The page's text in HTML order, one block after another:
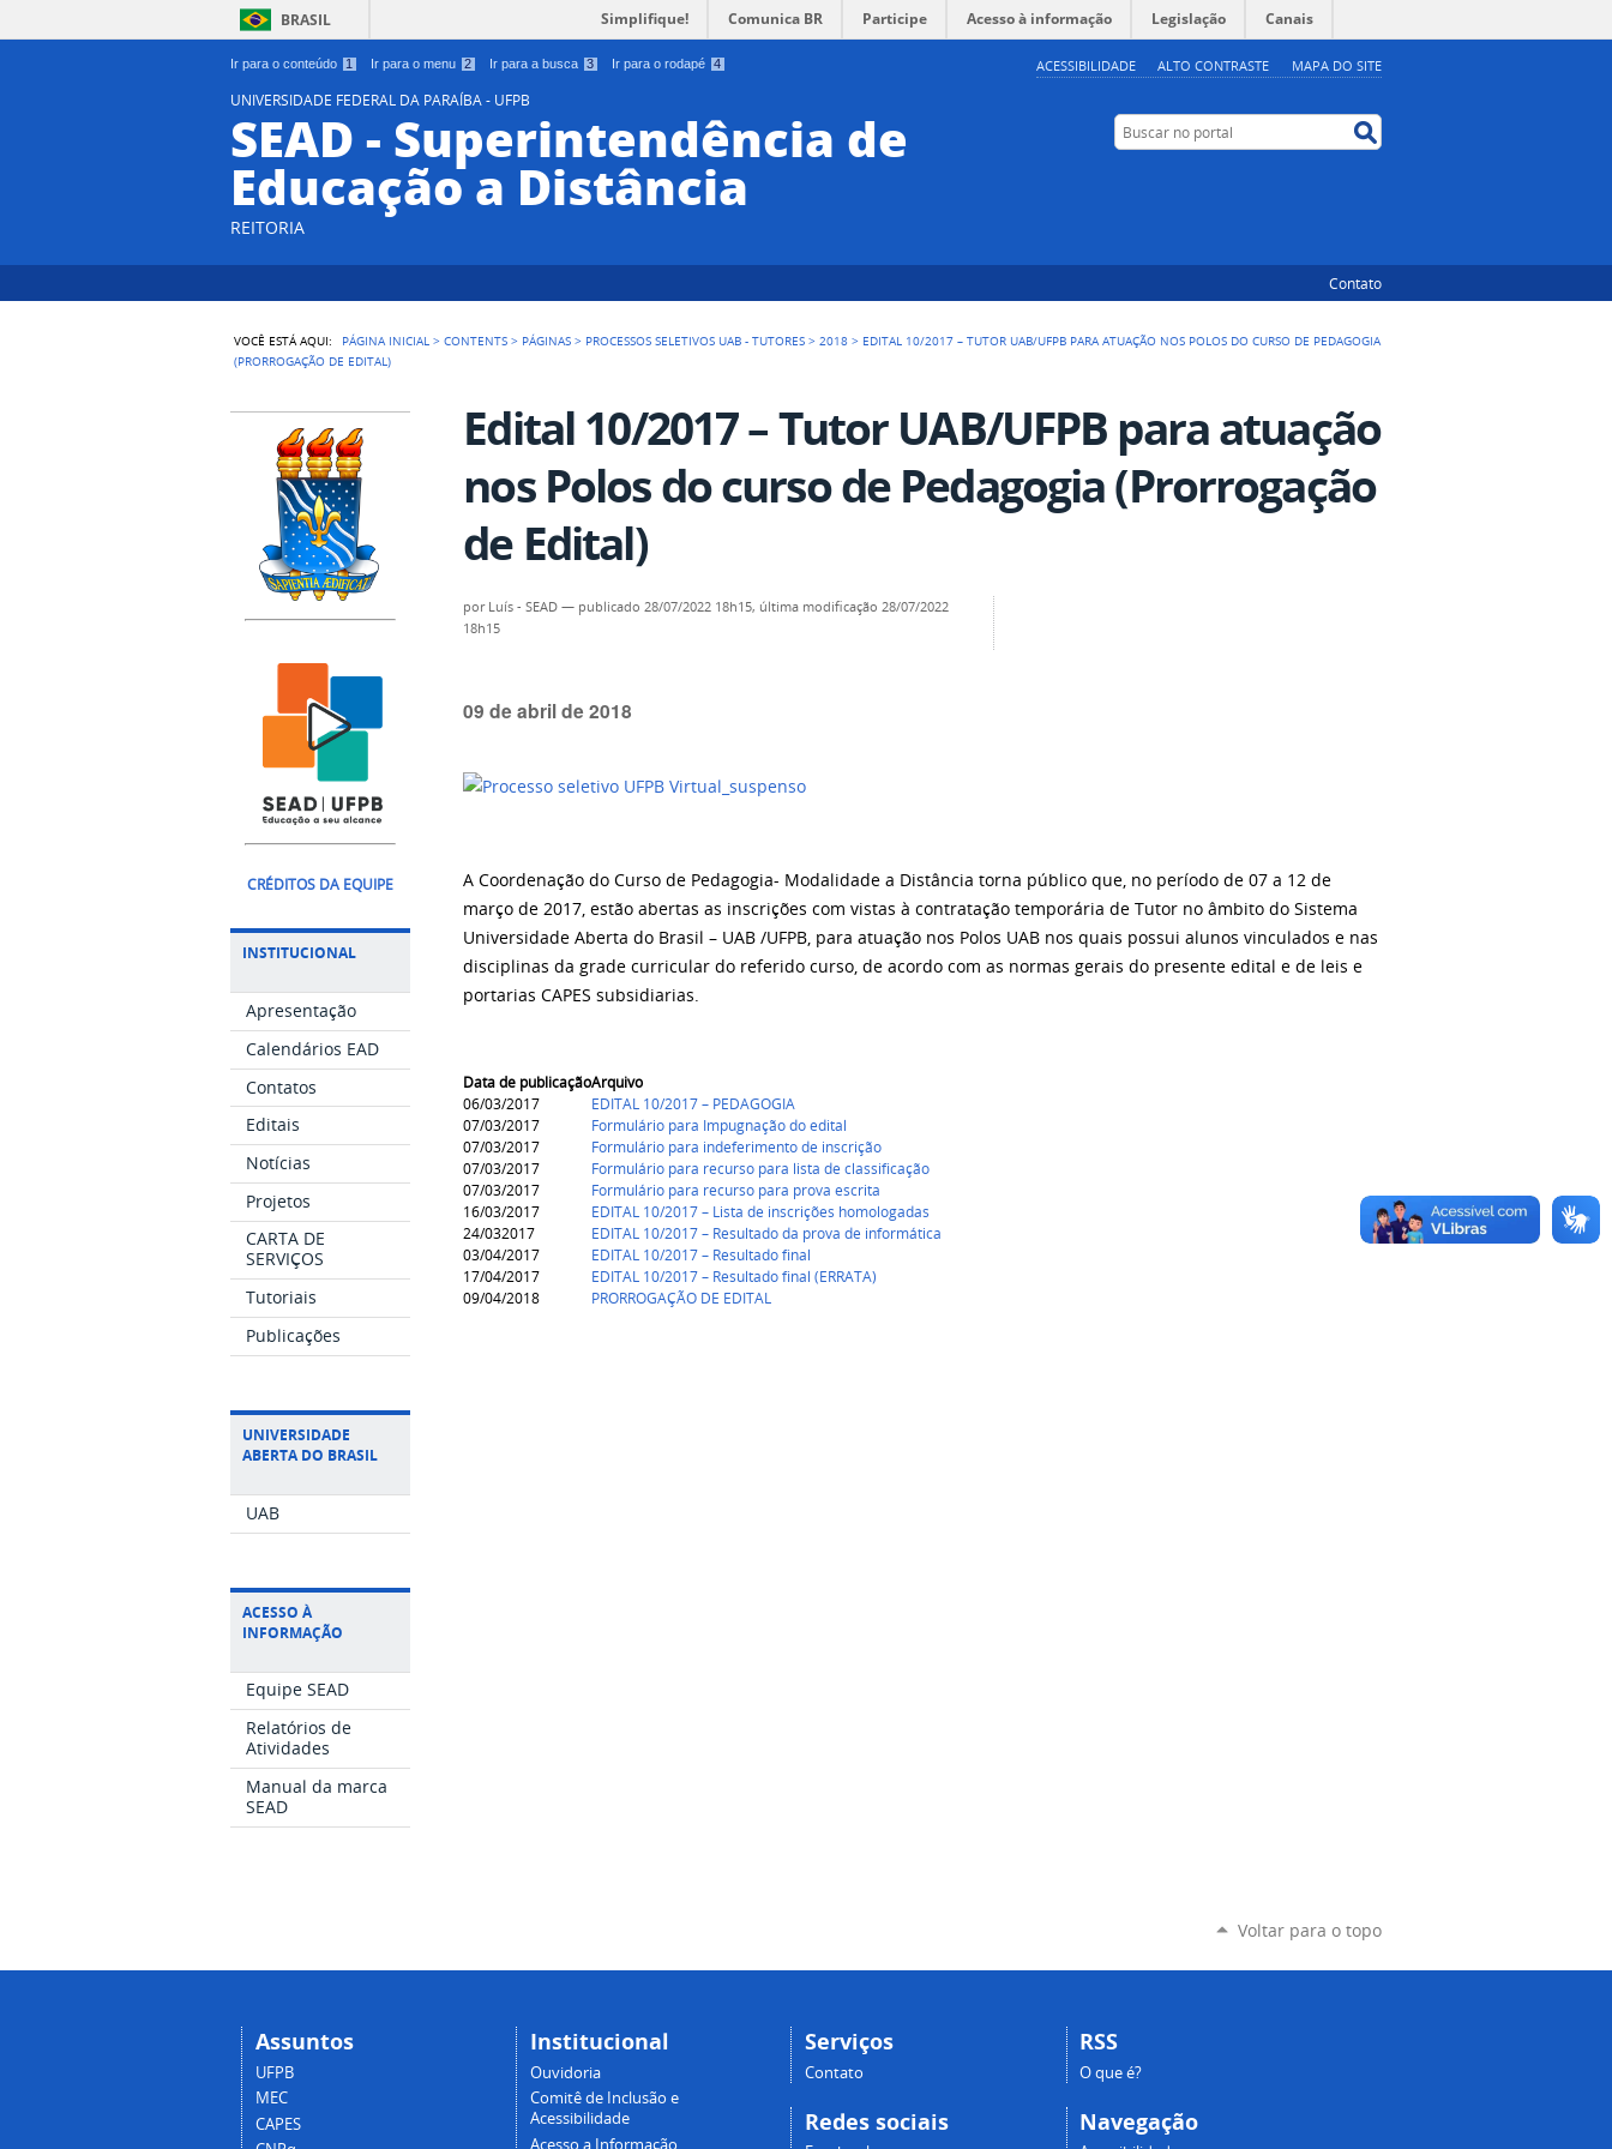
Ir para o conteúdo 1 Ir para o menu 2 Ir para a busca 3 Ir para o rodapé 4 ACESSIBILIDADE ALTO CONTRASTE MAPA DO SITE
BRASIL Simplifique! Comunica BR Participe Acesso à informação Legislação Canais
UNIVERSIDADE FEDERAL DA PARAÍBA - UFPB
SEAD - Superintendência de
Educação a Distância
REITORIA
Buscar no portal
Contato
VOCÊ ESTÁ AQUI: PÁGINA INICIAL >CONTENTS > PÁGINAS > PROCESSOS SELETIVOS UAB - TUTORES >2018 > EDITAL 10/2017 – TUTOR UAB/UFPB PARA ATUAÇÃO NOS POLOS DO CURSO DE PEDAGOGIA
(PRORROGAÇÃO DE EDITAL)
CRÉDITOS DA EQUIPE
INSTITUCIONAL
Apresentação
Calendários EAD
Contatos
Editais
Notícias
Projetos
CARTA DE
SERVIÇOS
Tutoriais
Publicações
UNIVERSIDADE
ABERTA DO BRASIL
UAB
ACESSO À
INFORMAÇÃO
Equipe SEAD
Relatórios de
Atividades
Manual da marca
SEAD
Edital 10/2017 – Tutor UAB/UFPB para atuação
nos Polos do curso de Pedagogia (Prorrogação
de Edital)
por Luís - SEAD — publicado 28/07/2022 18h15, última modificação 28/07/2022
18h15
09 de abril de 2018
A Coordenação do Curso de Pedagogia- Modalidade a Distância torna público que, no período de07 a 12 de
março de 2017, estão abertas as inscrições com vistas à contratação temporária de Tutor no âmbito do Sistema
Universidade Aberta do Brasil – UAB /UFPB, para atuação nos Polos UAB nos quais possui alunos vinculados e nas
disciplinas da grade curricular do referido curso, de acordo com as normas gerais do presente edital e de leis e
portarias CAPES subsidiarias.
Data de publicaçãoArquivo
06/03/2017
EDITAL 10/2017 – PEDAGOGIA
07/03/2017
Formulário para Impugnação do edital
07/03/2017
Formulário para indeferimento de inscrição
07/03/2017
Formulário para recurso para lista de classificação
07/03/2017
Formulário para recurso para prova escrita
16/03/2017
EDITAL 10/2017 – Lista de inscrições homologadas
24/032017
EDITAL 10/2017 – Resultado da prova de informática
03/04/2017
EDITAL 10/2017 – Resultado final
17/04/2017
EDITAL 10/2017 – Resultado final (ERRATA)
09/04/2018
PRORROGAÇÃO DE EDITAL
Voltar para o topo
Assuntos
UFPB
MEC
CAPES
Institucional
Ouvidoria
Comitê de Inclusão e
Acessibilidade
Acesso a Informação
Serviços
Contato
Redes sociais
RSS
O que é?
Navegação